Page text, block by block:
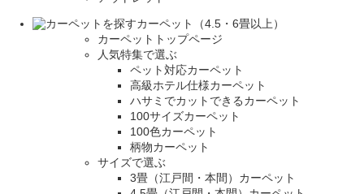
カーペット（4.5・6畳以上）
カーペットトップページ
人気特集で選ぶ
ペット対応カーペット
高級ホテル仕様カーペット
ハサミでカットできるカーペット
100サイズカーペット
100色カーペット
柄物カーペット
サイズで選ぶ
3畳（江戸間・本間）カーペット